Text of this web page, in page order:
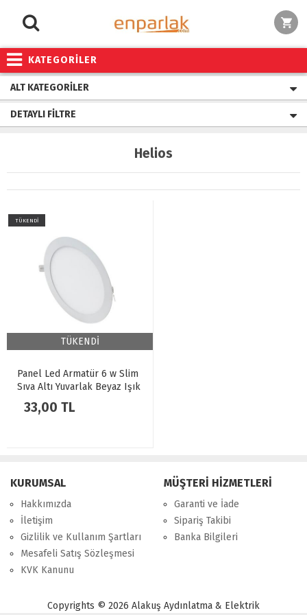
KATEGORİLER
ALT KATEGORILER
DETAYLI FILTRE
Helios
TÜKENDİ
TÜKENDİ
Panel Led Armatür 6 w Slim
Sıva Altı Yuvarlak Beyaz Işık
Helios
33,00 TL
KURUMSAL
Hakkımızda
İletişim
Gizlilik ve Kullanım Şartları
Mesafeli Satış Sözleşmesi
KVK Kanunu
MÜŞTERİ HİZMETLERİ
Garanti ve İade
Sipariş Takibi
Banka Bilgileri
Copyrights © 2026 Alakuş Aydınlatma & Elektrik